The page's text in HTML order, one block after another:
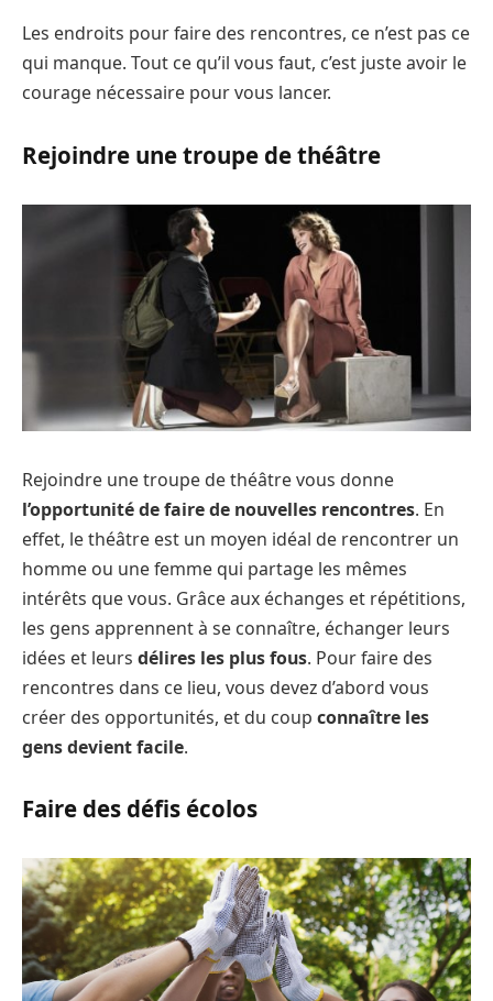
Les endroits pour faire des rencontres, ce n’est pas ce
qui manque. Tout ce qu’il vous faut, c’est juste avoir le
courage nécessaire pour vous lancer.
Rejoindre une troupe de théâtre
Rejoindre une troupe de théâtre vous donne
l’opportunité de faire de nouvelles rencontres. En
effet, le théâtre est un moyen idéal de rencontrer un
homme ou une femme qui partage les mêmes
intérêts que vous. Grâce aux échanges et répétitions,
les gens apprennent à se connaître, échanger leurs
idées et leurs délires les plus fous. Pour faire des
rencontres dans ce lieu, vous devez d’abord vous
créer des opportunités, et du coup connaître les
gens devient facile.
Faire des défis écolos